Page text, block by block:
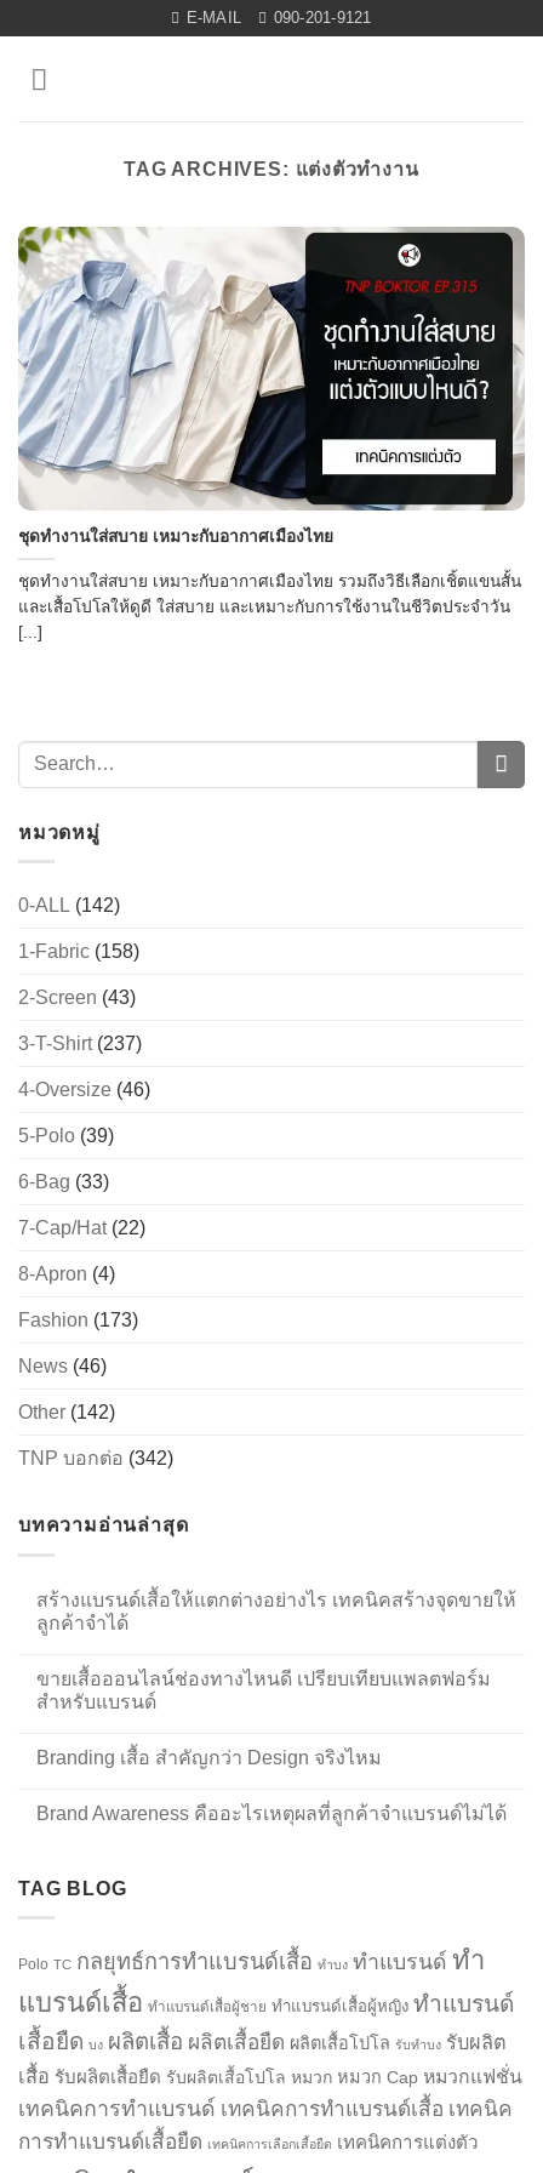
content
E-MAIL 090-201-9121
TAG ARCHIVES: แต่งตัวทำงาน
ชุดทำงานใส่สบาย เหมาะกับอากาศเมืองไทย
ชุดทำงานใส่สบาย เหมาะกับอากาศเมืองไทย รวมถึงวิธีเลือกเชิ้ตแขนสั้น
และเสื้อโปโลให้ดูดี ใส่สบาย และเหมาะกับการใช้งานในชีวิตประจำวัน
[...]
หมวดหมู่
0-ALL (142)
1-Fabric (158)
2-Screen (43)
3-T-Shirt(237)
4-Oversize (46)
5-Polo (39)
6-Bag (33)
7-Cap/Hat(22)
8-Apron (4)
Fashion (173)
News (46)
Other (142)
TNP บอกต่อ (342)
บทความอ่านล่าสุด
สร้างแบรนด์เสื้อให้แตกต่างอย่างไร เทคนิคสร้างจุดขายให้
ลูกค้าจำได้
ขายเสื้อออนไลน์ช่องทางไหนดี เปรียบเทียบแพลตฟอร์ม
สำหรับแบรนด์
Branding เสื้อ สำคัญกว่า Design จริงไหม
Brand Awareness คืออะไรเหตุผลที่ลูกค้าจำแบรนด์ไม่ได้
TAG BLOG
Polo TC กลยุทธ์การทำแบรนด์เสื้อ ทำบง ทำแบรนด์ ทำ
แบรนด์เสื้อ ทำแบรนด์เสื้อผู้ชาย ทำแบรนด์เสื้อผู้หญิง ทำแบรนด์
เสื้อยืด บง ผลิตเสื้อ ผลิตเสื้อยืด ผลิตเสื้อโปโล รับทำบง รับผลิต
เสื้อ รับผลิตเสื้อยืด รับผลิตเสื้อโปโล หมวก หมวก Cap หมวกแฟชั่น
เทคนิคการทำแบรนด์ เทคนิคการทำแบรนด์เสื้อ เทคนิค
การทำแบรนด์เสื้อยืด เทคนิคการเลือกเสื้อยืด เทคนิคการแต่งตัว